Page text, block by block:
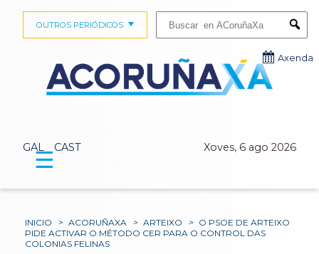
GAL CAST Xoves, 6 ago 2026
OUTROS PERIÓDICOS
Axenda
☰
INICIO > ACORUÑAXA > ARTEIXO > O PSOE DE ARTEIXO
PIDE ACTIVAR O MÉTODO CER PARA O CONTROL DAS
COLONIAS FELINAS